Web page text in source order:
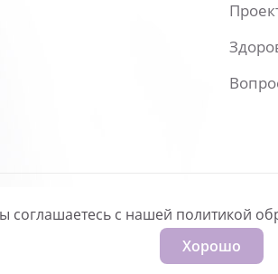
соглашаетесь с нашей политикой
Хорошо